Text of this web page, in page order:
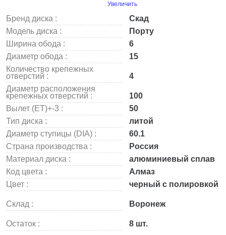
Увеличить
Бренд диска :
Скад
Модель диска :
Порту
Ширина обода :
6
Диаметр обода :
15
Количество крепежных
отверстий :
4
Диаметр расположения
крепежных отверстий :
100
Вылет (ET)+-3 :
50
Тип диска :
литой
Диаметр ступицы (DIA) :
60.1
Страна производства :
Россия
Материал диска :
алюминиевый сплав
Код цвета :
Алмаз
Цвет :
черный с полировкой
Склад : Воронеж
Остаток : 8 шт.